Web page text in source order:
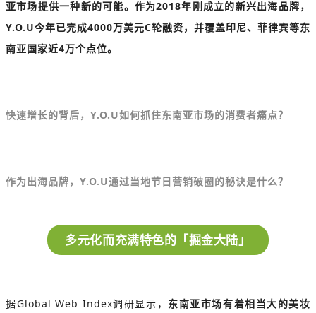
亚市场提供一种新的可能。作为2018年刚成立的新兴出海品牌，
Y.O.U今年已完成4000万美元C轮融资，并覆盖印尼、菲律宾等东
南亚国家近4万个点位。
快速增长的背后，Y.O.U如何抓住东南亚市场的消费者痛点？
作为出海品牌，Y.O.U通过当地节日营销破圈的秘诀是什么？
多元化而充满特色的「掘金大陆」
据Global Web Index调研显示， 东南亚市场有着相当大的美妆